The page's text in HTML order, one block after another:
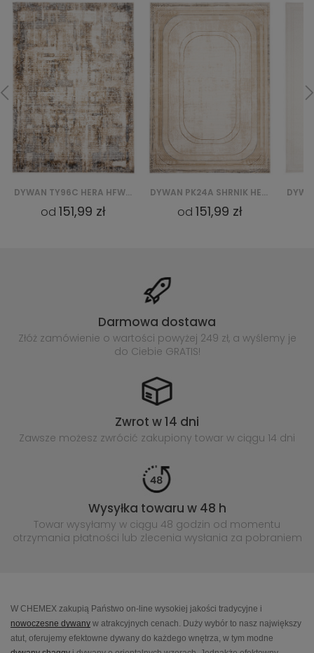
DYWAN PK24A SHRNIK HERA HBV - KREMOWY
od 151,99 zł
DYWAN PC45A HERA GZU - BIAŁY
od 151,99 zł
Darmowa dostawa
Złóż zamówienie o wartości powyżej 249 zł, a wyślemy je
do Ciebie GRATIS!
Zwrot w 14 dni
Zawsze możesz zwrócić zakupiony towar w ciągu 14 dni
Wysyłka towaru w 48 h
Towar wysyłamy w ciągu 48 godzin od momentu
otrzymania płatności lub zlecenia wysłania za pobraniem
W CHEMEX zakupią Państwo on-line wysokiej jakości tradycyjne i
nowoczesne dywany w atrakcyjnych cenach. Duży wybór to nasz największy
atut, oferujemy efektowne dywany do każdego wnętrza, w tym modne